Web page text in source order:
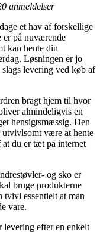
anmeldelser
et hav af forskellige
er på nuværende
kan hente din
Løsningen er jo
levering ved køb af
bragt hjem til hvor
almindeligvis en
hensigtsmæssig. Den
være at hente
at du er tæt på internet
og sko er
bruge produkterne
tvivl essentielt at man
vare.
levering efter en enkelt